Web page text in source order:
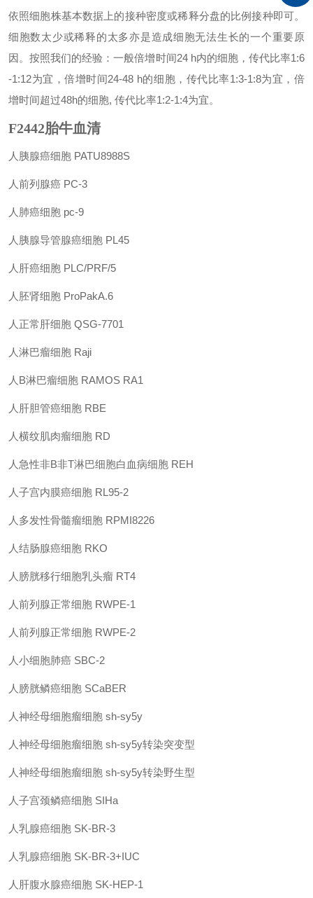
依照细胞株基本数据上的接种密度或稀释分盘的比例接种即可。
细胞数太少或稀释的太多亦是造成细胞无法生长的一个重要原
因。按照我们的经验：一般倍增时间24 h内的细胞，传代比率1:6
-1:12为宜，倍增时间24-48 h的细胞，传代比率1:3-1:8为宜，倍
增时间超过48h的细胞, 传代比率1:2-1:4为宜。
F2442胎牛血清
人胰腺癌细胞 PATU8988S
人前列腺癌 PC-3
人肺癌细胞 pc-9
人胰腺导管腺癌细胞 PL45
人肝癌细胞 PLC/PRF/5
人胚肾细胞 ProPakA.6
人正常肝细胞 QSG-7701
人淋巴瘤细胞 Raji
人 B淋巴瘤细胞 RAMOS RA1
人肝胆管癌细胞 RBE
人横纹肌肉瘤细胞 RD
人急性非B非T淋巴细胞白血病细胞 REH
人子宫内膜癌细胞 RL95-2
人多发性骨髓瘤细胞 RPMI8226
人结肠腺癌细胞 RKO
人膀胱移行细胞乳头瘤 RT4
人前列腺正常细胞 RWPE-1
人前列腺正常细胞 RWPE-2
人小细胞肺癌 SBC-2
人膀胱鳞癌细胞 SCaBER
人神经母细胞瘤细胞 sh-sy5y
人神经母细胞瘤细胞 sh-sy5y转染突变型
人神经母细胞瘤细胞 sh-sy5y转染野生型
人子宫颈鳞癌细胞 SIHa
人乳腺癌细胞 SK-BR-3
人乳腺癌细胞 SK-BR-3+IUC
人肝腹水腺癌细胞 SK-HEP-1